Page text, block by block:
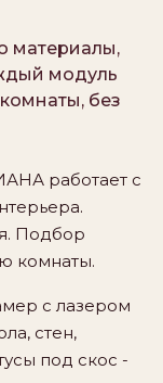
материалы,
модуль
без
работает с
Подбор
комнаты.
с лазером
стен,
под скос -